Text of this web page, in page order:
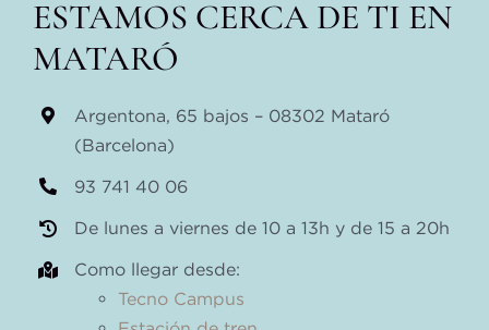
ESTAMOS CERCA DE TI EN
MATARÓ
Argentona, 65 bajos – 08302 Mataró
(Barcelona)
93 741 40 06
De lunes a viernes de 10 a 13h y de 15 a 20h
Como llegar desde:
Tecno Campus